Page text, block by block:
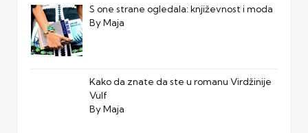
S one strane ogledala: književnost i moda
By Maja
Kako da znate da ste u romanu Virdžinije
Vulf
By Maja